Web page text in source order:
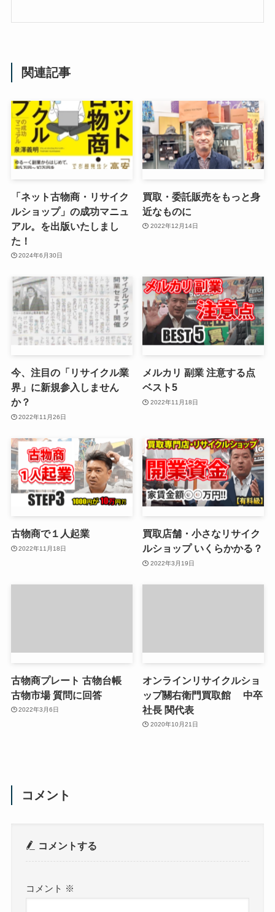
関連記事
「ネット古物商・リサイク
ルショップ」の成功マニュ
アル。を出版いたしまし
た！
2024年6月30日
買取・委託販売をもっと身
近なものに
2022年12月14日
今、注目の「リサイクル業
界」に新規参入しません
か？
2022年11月26日
メルカリ 副業 注意する点
ベスト5
2022年11月18日
古物商で１人起業
2022年11月18日
買取店舗・小さなリサイク
ルショップ いくらかかる？
2022年3月19日
古物商プレート 古物台帳
古物市場 質問に回答
2022年3月6日
オンラインリサイクルショ
ップ關右衛門買取館 中卒
社長 関代表
2020年10月21日
コメント
コメントする
コメント ※